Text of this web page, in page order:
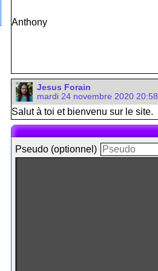
Anthony
Jesus Forain
mardi 24 novembre 2020 20:58
Salut à toi et bienvenu sur le site.
Pseudo (optionnel)